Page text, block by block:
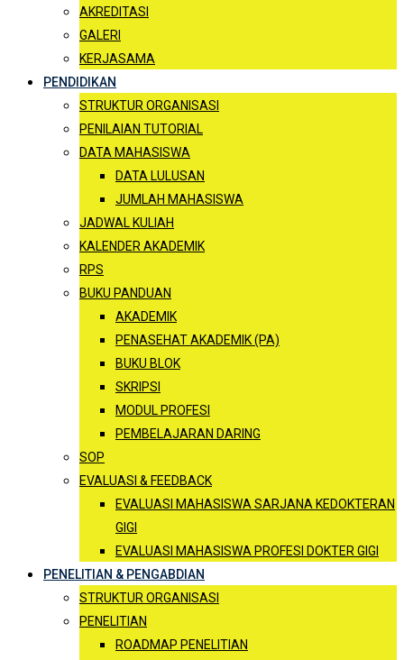
AKREDITASI
GALERI
KERJASAMA
PENDIDIKAN
STRUKTUR ORGANISASI
PENILAIAN TUTORIAL
DATA MAHASISWA
DATA LULUSAN
JUMLAH MAHASISWA
JADWAL KULIAH
KALENDER AKADEMIK
RPS
BUKU PANDUAN
AKADEMIK
PENASEHAT AKADEMIK (PA)
BUKU BLOK
SKRIPSI
MODUL PROFESI
PEMBELAJARAN DARING
SOP
EVALUASI & FEEDBACK
EVALUASI MAHASISWA SARJANA KEDOKTERAN
GIGI
EVALUASI MAHASISWA PROFESI DOKTER GIGI
PENELITIAN & PENGABDIAN
STRUKTUR ORGANISASI
PENELITIAN
ROADMAP PENELITIAN